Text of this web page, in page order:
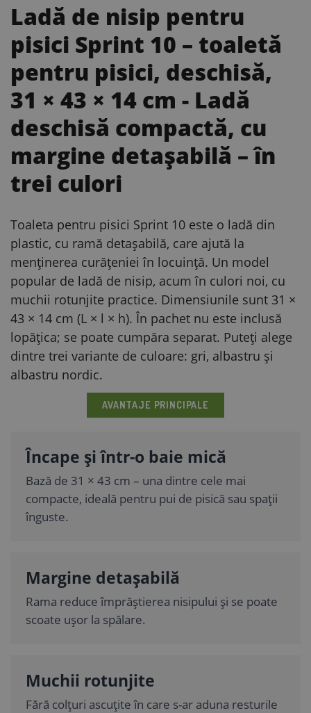
Ladă de nisip pentru
pisici Sprint 10 – toaletă
pentru pisici, deschisă,
31 × 43 × 14 cm - Ladă
deschisă compactă, cu
margine detașabilă – în
trei culori
Toaleta pentru pisici Sprint 10 este o ladă din
plastic, cu ramă detașabilă, care ajută la
menținerea curățeniei în locuință. Un model
popular de ladă de nisip, acum în culori noi, cu
muchii rotunjite practice. Dimensiunile sunt 31 ×
43 × 14 cm (L × l × h). În pachet nu este inclusă
lopățica; se poate cumpăra separat. Puteți alege
dintre trei variante de culoare: gri, albastru și
albastru nordic.
AVANTAJE PRINCIPALE
Încape și într-o baie mică
Bază de 31 × 43 cm – una dintre cele mai
compacte, ideală pentru pui de pisică sau spații
înguste.
Margine detașabilă
Rama reduce împrăștierea nisipului și se poate
scoate ușor la spălare.
Muchii rotunjite
Fără colțuri ascuțite în care s-ar aduna resturile